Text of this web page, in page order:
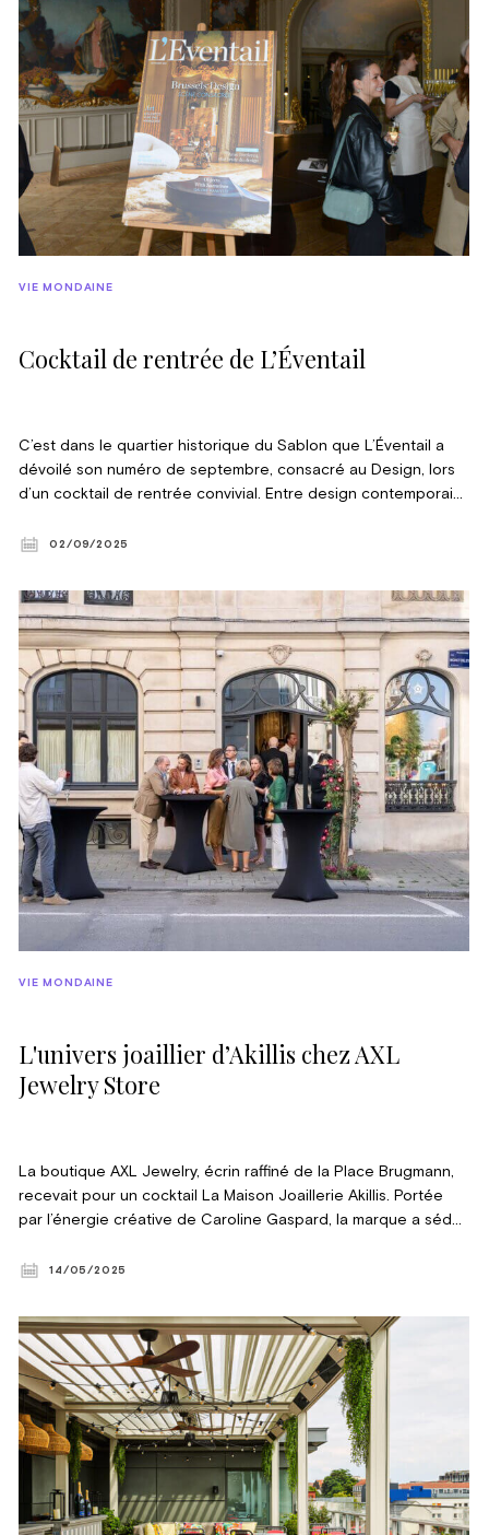
Cocktail de rentrée de L’Éventail
VIE MONDAINE
C’est dans le quartier historique du Sablon que L’Éventail a
dévoilé son numéro de septembre, consacré au Design, lors
d’un cocktail de rentrée convivial. Entre design contemporain,
univers se sont croisés et entremêlés, créant une atmosphère
la galerie visionnaire Objects With Narratives, installée dans
l’ancienne manufacture de fourrures Raymond Mallien. Dans
cet écrin au charme singulier, les invités ont pu découvrir un
dialogue subtil entre œuvres, mobilier, reflet de l’esprit
novateur qui anime ce lieu unique. © Violaine le Hardÿ de
Beaulieu
02/09/2025
L'univers joaillier d’Akillis chez AXL
Jewelry Store
VIE MONDAINE
La boutique AXL Jewelry, écrin raffiné de la Place Brugmann,
recevait pour un cocktail La Maison Joaillerie Akillis. Portée
par l’énergie créative de Caroline Gaspard, la marque a séduit
unisexes. Aux côtés d’Axelle Delhaye, fondatrice passionnée
l’audace, du raffinement et de la rencontre entre deux
femmes de caractère, unies par la passion du bijou
contemporain. © Simon Drapiez
14/05/2025